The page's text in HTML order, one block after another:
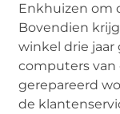
Enkhuizen om
Bovendien
winkel drie jaar
computers
gerepareerd
de